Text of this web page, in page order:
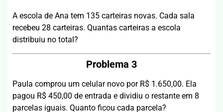
A escola de Ana tem 135 carteiras novas. Cada sala
recebeu 28 carteiras. Quantas carteiras a escola
distribuiu no total?
Problema 3
Paula comprou um celular novo por R$ 1.650,00. Ela
pagou R$ 450,00 de entrada e dividiu o restante em 8
parcelas iguais. Quanto ficou cada parcela?